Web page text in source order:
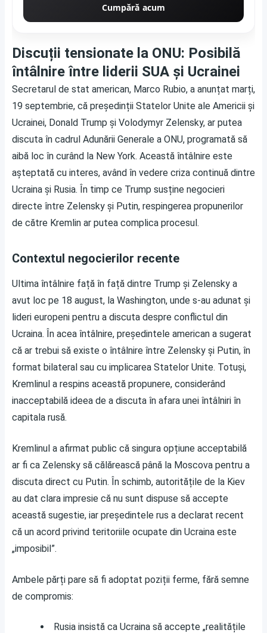
Cumpără acum
Discuții tensionate la ONU: Posibilă
întâlnire între liderii SUA și Ucrainei
Secretarul de stat american, Marco Rubio, a anunțat marți,
19 septembrie, că președinții Statelor Unite ale Americii și
Ucrainei, Donald Trump și Volodymyr Zelensky, ar putea
discuta în cadrul Adunării Generale a ONU, programată să
aibă loc în curând la New York. Această întâlnire este
așteptată cu interes, având în vedere criza continuă dintre
Ucraina și Rusia. În timp ce Trump susține negocieri
directe între Zelensky și Putin, respingerea propunerilor
de către Kremlin ar putea complica procesul.
Contextul negocierilor recente
Ultima întâlnire față în față dintre Trump și Zelensky a
avut loc pe 18 august, la Washington, unde s-au adunat și
lideri europeni pentru a discuta despre conflictul din
Ucraina. În acea întâlnire, președintele american a sugerat
că ar trebui să existe o întâlnire între Zelensky și Putin, în
format bilateral sau cu implicarea Statelor Unite. Totuși,
Kremlinul a respins această propunere, considerând
inacceptabilă ideea de a discuta în afara unei întâlniri în
capitala rusă.
Kremlinul a afirmat public că singura opțiune acceptabilă
ar fi ca Zelensky să călărească până la Moscova pentru a
discuta direct cu Putin. În schimb, autoritățile de la Kiev
au dat clara impresie că nu sunt dispuse să accepte
această sugestie, iar președintele rus a declarat recent
că un acord privind teritoriile ocupate din Ucraina este
„imposibil”.
Ambele părți pare să fi adoptat poziții ferme, fără semne
de compromis:
Rusia insistă ca Ucraina să accepte „realitățile